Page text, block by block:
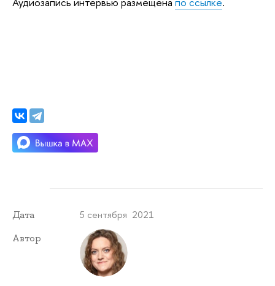
Дата 5 сентября 2021
Автор